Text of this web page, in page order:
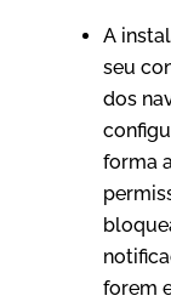
A
seu
dos
forma
forem